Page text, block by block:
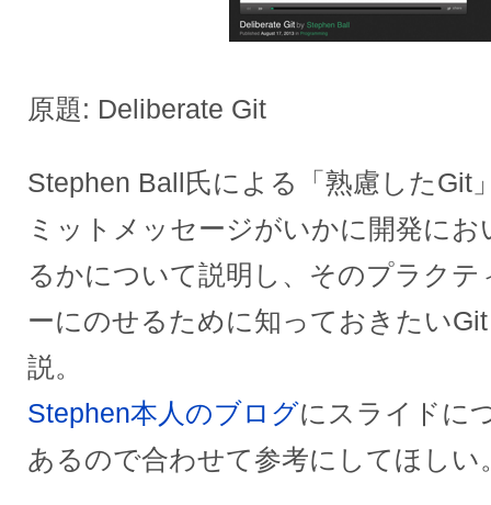
原題: Deliberate Git
Stephen Ball氏による「熟慮したGit
ミットメッセージがいかに開発に
るかについて説明し、そのプラク
ーにのせるために知っておきたい
説。
Stephen本人のブログにスライドに
あるので合わせて参考にしてほしい